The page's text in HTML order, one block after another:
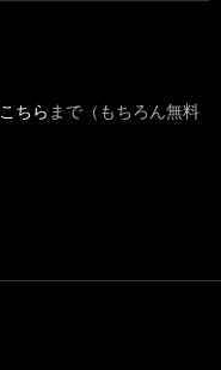
こちら まで（もちろん無料